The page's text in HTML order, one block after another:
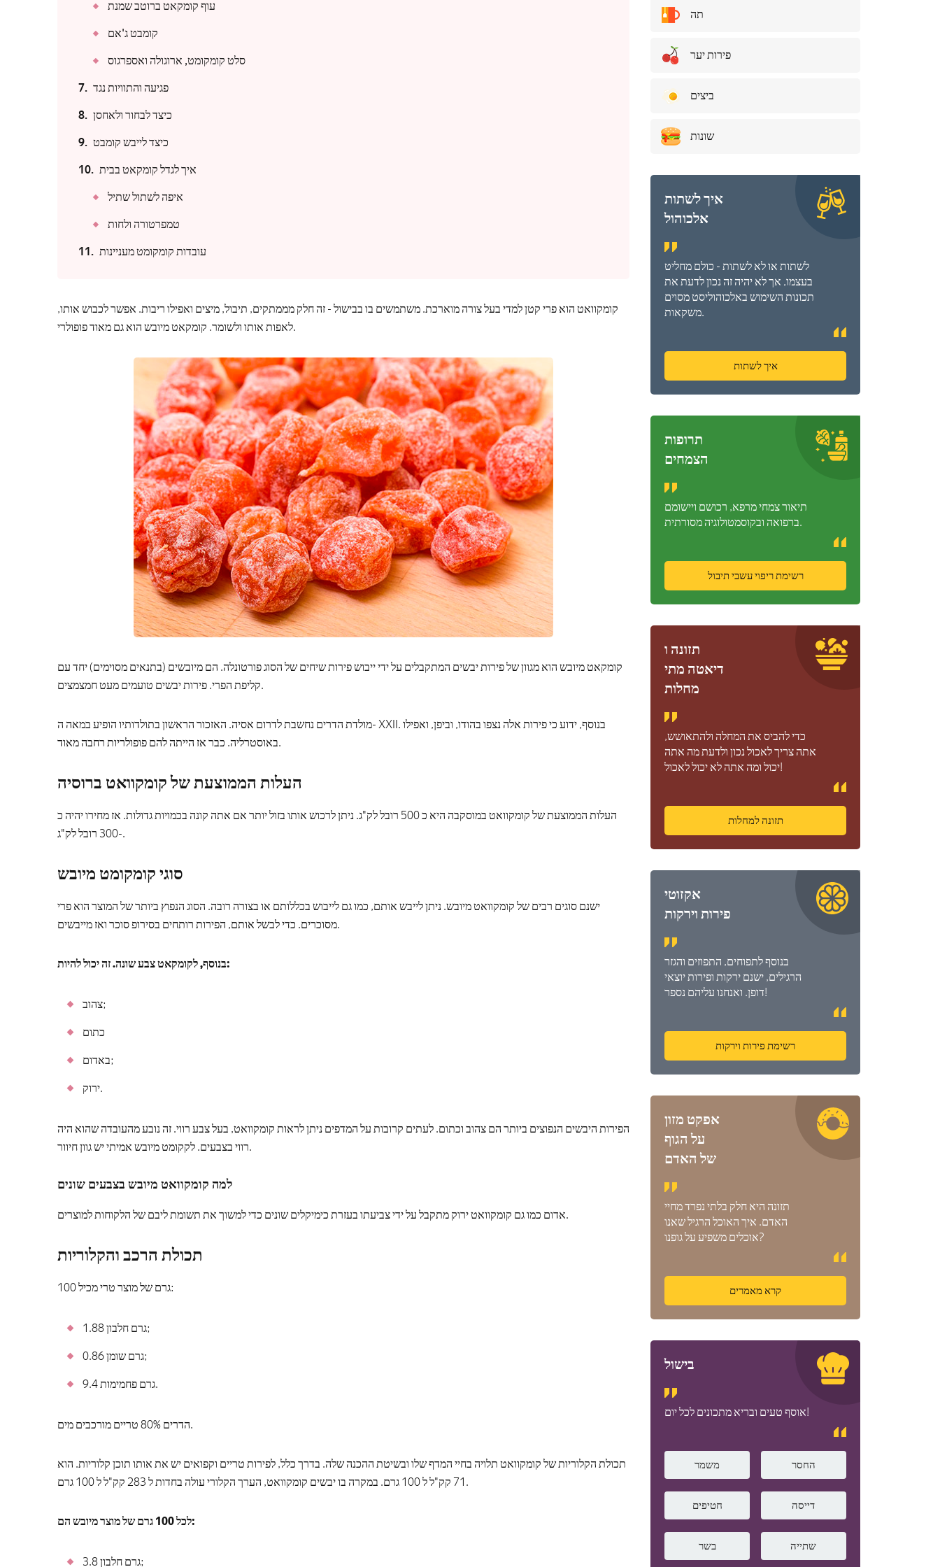
עוף קומקאט ברוטב שמנת
קומבט ג'אם
סלט קומקומט, ארוגולה ואספרגוס
פגיעה והתוויות נגד
כיצד לבחור ולאחסן
כיצד לייבש קומבט
איך לגדל קומקאט בבית
איפה לשתול שתיל
טמפרטורה ולחות
עובדות קומקומט מעניינות
קומקוואט הוא פרי קטן למדי בעל צורה מוארכת. משתמשים בו בבישול - זה חלק מממתקים, תיבול, מיצים ואפילו ריבות. אפשר לכבוש אותו,
לאפות אותו ולשומר. קומקאט מיובש הוא גם מאוד פופולרי.
קומקאט מיובש הוא מגוון של פירות יבשים המתקבלים על ידי ייבוש פירות שיחים של הסוג פורטונלה. הם מיובשים (בתנאים מסוימים) יחד עם
קליפת הפרי. פירות יבשים טועמים מעט חמצמצים.
מולדת הדרים נחשבת לדרום אסיה. האזכור הראשון בתולדותיו הופיע במאה ה- XXII. בנוסף, ידוע כי פירות אלה נצפו בהודו, וביפן, ואפילו
באוסטרליה. כבר אז הייתה להם פופולריות רחבה מאוד.
העלות הממוצעת של קומקוואט ברוסיה
העלות הממוצעת של קומקוואט במוסקבה היא כ 500 רובל לק"ג. ניתן לרכוש אותו בזול יותר אם אתה קונה בכמויות גדולות. אז מחירו יהיה כ
-300 רובל לק"ג.
סוגי קומקומט מיובש
ישנם סוגים רבים של קומקוואט מיובש. ניתן לייבש אותם, כמו גם לייבוש בכללותם או בצורה רובה. הסוג הנפוץ ביותר של המוצר הוא פרי
מסוכרים. כדי לבשל אותם, הפירות רותחים בסירופ סוכר ואז מייבשים.
בנוסף, לקומקאט צבע שונה. זה יכול להיות:
צהוב;
כתום
באדום;
ירוק.
הפירות היבשים הנפוצים ביותר הם צהוב וכתום. לעתים קרובות על המדפים ניתן לראות קומקוואט, בעל צבע רווי. זה נובע מהעובדה שהוא היה
רווי בצבעים. לקקומט מיובש אמיתי יש גוון חיוור.
למה קומקוואט מיובש בצבעים שונים
אדום כמו גם קומקוואט ירוק מתקבל על ידי צביעתו בעזרת כימיקלים שונים כדי למשוך את תשומת ליבם של הלקוחות למוצרים.
תכולת הרכב והקלוריות
100 גרם של מוצר טרי מכיל:
1.88 גרם חלבון;
0.86 גרם שומן;
9.4 גרם פחמימות.
הדרים 80% טריים מורכבים מים.
תכולת הקלוריות של קומקוואט תלויה בחיי המדף שלו ובשיטת ההכנה שלה. בדרך כלל, לפירות טריים וקפואים יש את אותו תוכן קלוריות. הוא
71 קק"ל ל 100 גרם. במקרה בו יבשים קומקוואט, הערך הקלורי עולה בחדות ל 283 קק"ל ל 100 גרם.
לכל 100 גרם של מוצר מיובש הם:
3.8 גרם חלבון;
תה
פירות יער
ביצים
שונות
איך לשתות
אלכוהול
לשתות או לא לשתות - כולם מחליט
בעצמו, אך לא יהיה זה נכון לדעת את
תכונות השימוש באלכוהוליסט מסוים
משקאות.
איך לשתות
תרופות
הצמחים
תיאור צמחי מרפא, רכושם ויישומם
ברפואה ובקוסמטולוגיה מסורתית.
רשימת ריפוי עשבי תיבול
תזונה ו
דיאטה מתי
מחלות
כדי להביס את המחלה ולהתאושש,
אתה צריך לאכול נכון ולדעת מה אתה
יכול ומה אתה לא יכול לאכול!
תזונה למחלות
אקזוטי
פירות וירקות
בנוסף לתפוחים, התפוזים והגזר
הרגילים, ישנם ירקות ופירות יוצאי
דופן. ואנחנו עליהם נספר!
רשימת פירות וירקות
אפקט מזון
על הגוף
של האדם
תזונה היא חלק בלתי נפרד מחיי
האדם. איך האוכל הרגיל שאנו
אוכלים משפיע על גופנו?
קרא מאמרים
בישול
אוסף טעים ובריא מתכונים לכל יום!
משמר החסר
חטיפים דייסה
בשר שתייה